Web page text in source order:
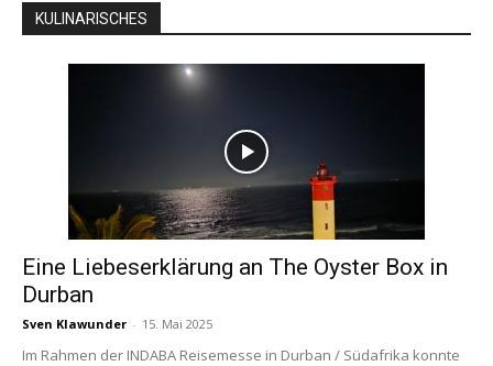
KULINARISCHES
Eine Liebeserklärung an The Oyster Box in
Durban
Sven Klawunder - 15. Mai 2025
Im Rahmen der INDABA Reisemesse in Durban / Südafrika konnte